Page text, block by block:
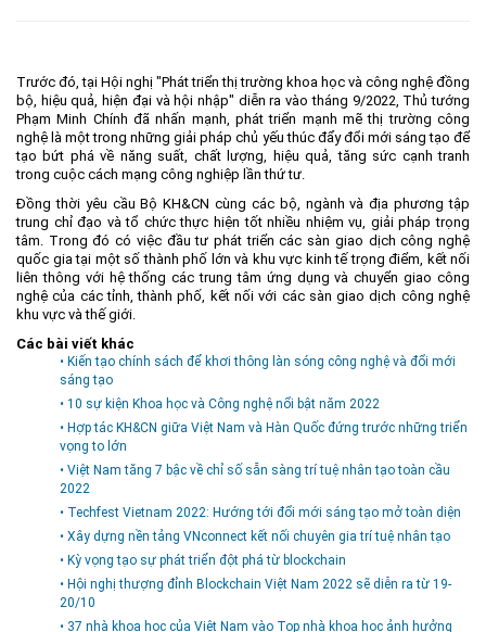
Trước đó, tại Hội nghị "Phát triển thị trường khoa học và công nghệ đồng
bộ, hiệu quả, hiện đại và hội nhập" diễn ra vào tháng 9/2022, Thủ tướng
Phạm Minh Chính đã nhấn mạnh, phát triển mạnh mẽ thị trường công
nghệ là một trong những giải pháp chủ yếu thúc đẩy đổi mới sáng tạo để
tạo bứt phá về năng suất, chất lượng, hiệu quả, tăng sức cạnh tranh
trong cuộc cách mạng công nghiệp lần thứ tư.
Đồng thời yêu cầu Bộ KH&CN cùng các bộ, ngành và địa phương tập
trung chỉ đạo và tổ chức thực hiện tốt nhiều nhiệm vụ, giải pháp trọng
tâm. Trong đó có việc đầu tư phát triển các sàn giao dịch công nghệ
quốc gia tại một số thành phố lớn và khu vực kinh tế trọng điểm, kết nối
liên thông với hệ thống các trung tâm ứng dụng và chuyển giao công
nghệ của các tỉnh, thành phố, kết nối với các sàn giao dịch công nghệ
khu vực và thế giới.
Các bài viết khác
• Kiến tạo chính sách để khơi thông làn sóng công nghệ và đổi mới
sáng tạo
• 10 sự kiện Khoa học và Công nghệ nổi bật năm 2022
• Hợp tác KH&CN giữa Việt Nam và Hàn Quốc đứng trước những triển
vọng to lớn
• Việt Nam tăng 7 bậc về chỉ số sẵn sàng trí tuệ nhân tạo toàn cầu
2022
• Techfest Vietnam 2022: Hướng tới đổi mới sáng tạo mở toàn diện
• Xây dựng nền tảng VNconnect kết nối chuyên gia trí tuệ nhân tạo
• Kỳ vọng tạo sự phát triển đột phá từ blockchain
• Hội nghị thượng đỉnh Blockchain Việt Nam 2022 sẽ diễn ra từ 19-
20/10
• 37 nhà khoa học của Việt Nam vào Top nhà khoa học ảnh hưởng